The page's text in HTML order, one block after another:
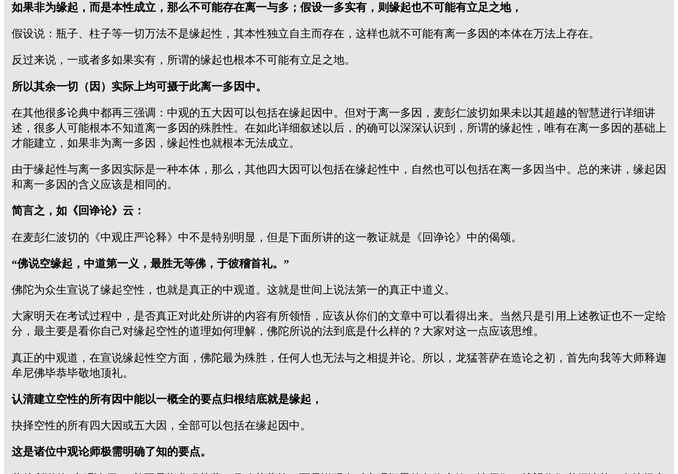
如果非为缘起，而是本性成立，那么不可能存在离一与多；假设一多实有，则缘起也不可能有立足之地，
假设说：瓶子、柱子等一切万法不是缘起性，其本性独立自主而存在，这样也就不可能有离一多因的本体在万法上存在。
反过来说，一或者多如果实有，所谓的缘起也根本不可能有立足之地。
所以其余一切（因）实际上均可摄于此离一多因中。
在其他很多论典中都再三强调：中观的五大因可以包括在缘起因中。但对于离一多因，麦彭仁波切如果未以其超越的智慧进行详细讲
述，很多人可能根本不知道离一多因的殊胜性。在如此详细叙述以后，的确可以深深认识到，所谓的缘起性，唯有在离一多因的基础上
才能建立，如果非为离一多因，缘起性也就根本无法成立。
由于缘起性与离一多因实际是一种本体，那么，其他四大因可以包括在缘起性中，自然也可以包括在离一多因当中。总的来讲，缘起因
和离一多因的含义应该是相同的。
简言之，如《回诤论》云：
在麦彭仁波切的《中观庄严论释》中不是特别明显，但是下面所讲的这一教证就是《回诤论》中的偈颂。
“佛说空缘起，中道第一义，最胜无等佛，于彼稽首礼。”
佛陀为众生宣说了缘起空性，也就是真正的中观道。这就是世间上说法第一的真正中道义。
大家明天在考试过程中，是否真正对此处所讲的内容有所领悟，应该从你们的文章中可以看得出来。当然只是引用上述教证也不一定给
分，最主要是看你自己对缘起空性的道理如何理解，佛陀所说的法到底是什么样的？大家对这一点应该思维。
真正的中观道，在宣说缘起性空方面，佛陀最为殊胜，任何人也无法与之相提并论。所以，龙猛菩萨在造论之初，首先向我等大师释迦
牟尼佛毕恭毕敬地顶礼。
认清建立空性的所有因中能以一概全的要点归根结底就是缘起，
抉择空性的所有四大因或五大因，全部可以包括在缘起因中。
这是诸位中观论师极需明确了知的要点。